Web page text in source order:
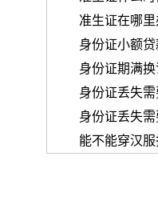
准生证在哪里
身份证小额贷
身份证期满换
身份证丢失
身份证丢失需
能不能穿汉